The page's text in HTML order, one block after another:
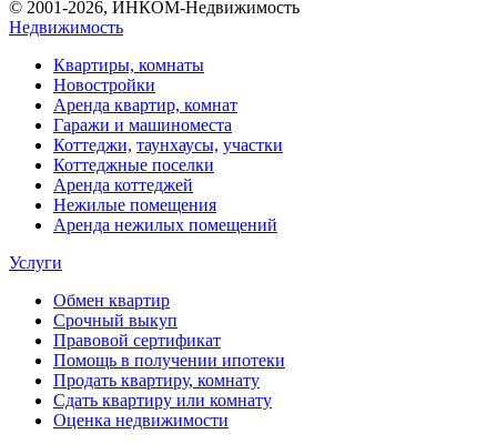
© 2001-2026, ИНКОМ-Недвижимость
Недвижимость
Квартиры, комнаты
Новостройки
Аренда квартир, комнат
Гаражи и машиноместа
Коттеджи, таунхаусы, участки
Коттеджные поселки
Аренда коттеджей
Нежилые помещения
Аренда нежилых помещений
Услуги
Обмен квартир
Срочный выкуп
Правовой сертификат
Помощь в получении ипотеки
Продать квартиру, комнату
Сдать квартиру или комнату
Оценка недвижимости